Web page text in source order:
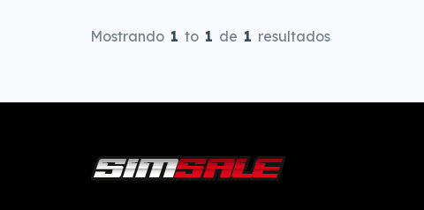
Mostrando 1 to 1 de 1 resultados